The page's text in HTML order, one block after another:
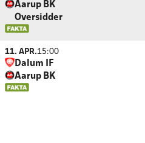
Aarup BK
Oversidder
11. APR.15:00
Dalum IF
Aarup BK